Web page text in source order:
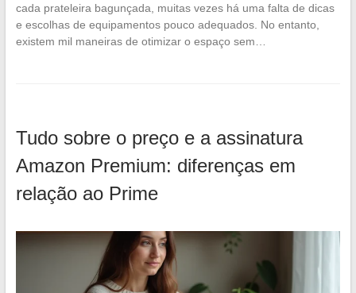
cada prateleira bagunçada, muitas vezes há uma falta de dicas
e escolhas de equipamentos pouco adequados. No entanto,
existem mil maneiras de otimizar o espaço sem…
Tudo sobre o preço e a assinatura
Amazon Premium: diferenças em
relação ao Prime